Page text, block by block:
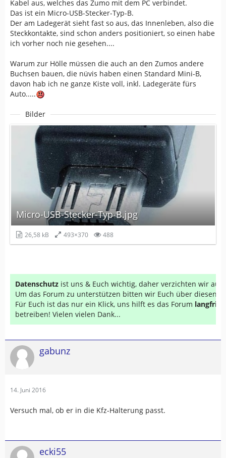
Kabel aus, welches das Zumo mit dem PC verbindet.
Das ist ein Micro-USB-Stecker-Typ-B.
Der am Ladegerät sieht fast so aus, das Innenleben, also die
Steckkontakte, sind schon anders positioniert, so einen habe
ich vorher noch nie gesehen....
Warum zur Hölle müssen die auch an den Zumos andere
Buchsen bauen, die nüvis haben einen Standard Mini-B,
davon hab ich ne ganze Kiste voll, inkl. Ladegeräte fürs
Auto.....
Bilder
Micro-USB-Stecker-Typ-B.jpg
26,58 kB 493×370 488
Datenschutz ist uns & Euch wichtig, daher verzichten wir auf
Um das Forum zu unterstützen bitten wir Euch über diesen
Für Euch ist das nur ein Klick, uns hilft es das Forum
betreiben! Vielen vielen Dank...
gabunz
14. Juni 2016
Versuch mal, ob er in die Kfz-Halterung passt.
ecki55